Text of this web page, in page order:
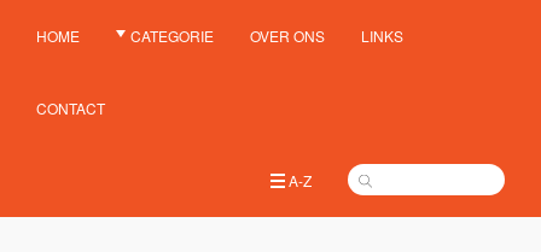
HOME CATEGORIE OVER ONS LINKS
CONTACT
A-Z